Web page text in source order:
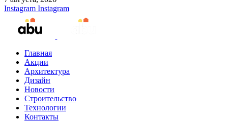
Instagram Instagram
Главная
Акции
Архитектура
Дизайн
Новости
Строительство
Технологии
Контакты